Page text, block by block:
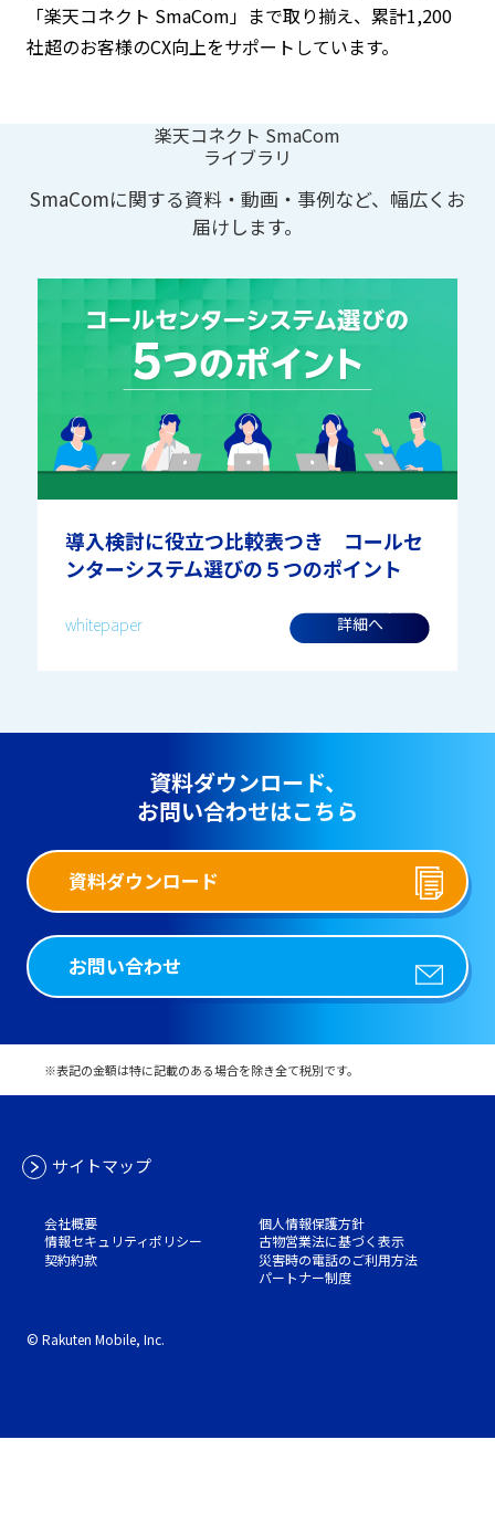
「楽天コネクト SmaCom」まで取り揃え、累計1,200
社超のお客様のCX向上をサポートしています。
楽天コネクト SmaCom
ライブラリ
SmaComに関する資料・動画・事例など、幅広くお
届けします。
導入検討に役立つ比較表つき コールセ
ンターシステム選びの５つのポイント
whitepaper 詳細へ
資料ダウンロード、
お問い合わせはこちら
資料ダウンロード
お問い合わせ
※表記の金額は特に記載のある場合を除き全て税別です。
サイトマップ
会社概要
個人情報保護方針
情報セキュリティポリシー
古物営業法に基づく表示
契約約款
災害時の電話のご利用方法
パートナー制度
© Rakuten Mobile, Inc.